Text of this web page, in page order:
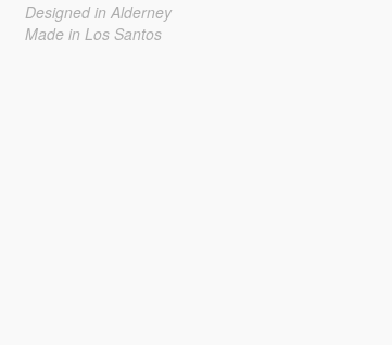
Designed in Alderney
Made in Los Santos